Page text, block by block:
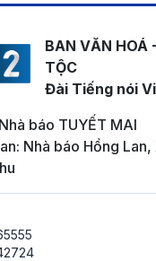
BAN VĂN HOÁ
TỘC
Đài Tiếng nói
báo TUYẾT MAI
Nhà báo Hồng Lan,